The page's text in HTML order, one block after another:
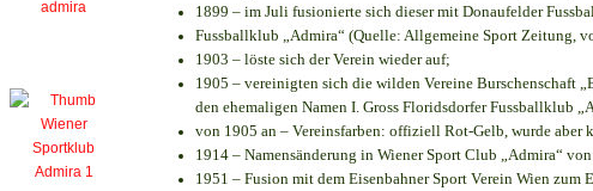
1899 – im Juli fusionierte sich dieser mit Donaufelder
Fussballklub „Admira“ (Quelle: Allgemeine Sport Zeitung,
1903 – löste sich der Verein wieder auf;
1905 – vereinigten sich die wilden Vereine Burschenschaft
den ehemaligen Namen I. Gross Floridsdorfer Fussballklub
von 1905 an – Vereinsfarben: offiziell Rot-Gelb, wurde aber
1914 – Namensänderung in Wiener Sport Club „Admira“
1951 – Fusion mit dem Eisenbahner Sport Verein Wien zum